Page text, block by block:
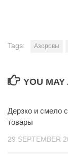
Tags: Азоровы
YOU
Дерзко и смело
товары
29 SEPTEMBER